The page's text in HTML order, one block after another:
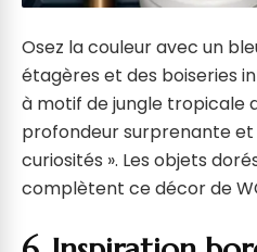
Osez la couleur avec un
étagères et des boiseries
à motif de jungle tropicale
profondeur surprenante
curiosités ». Les objets
complètent ce décor de